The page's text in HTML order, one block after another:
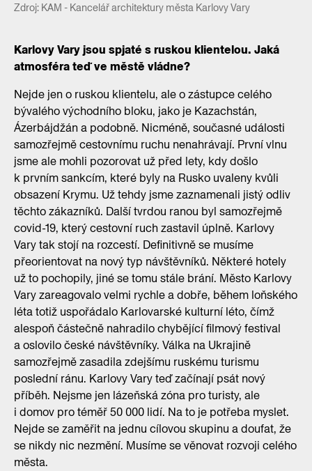
Zdroj: KAM - Kancelář architektury města Karlovy Vary
Karlovy Vary jsou spjaté s ruskou klientelou. Jaká
atmosféra teď ve městě vládne?
Nejde jen o ruskou klientelu, ale o zástupce celého
bývalého východního bloku, jako je Kazachstán,
Ázerbájdžán a podobně. Nicméně, současné události
samozřejmě cestovnímu ruchu nenahrávají. První vlnu
jsme ale mohli pozorovat už před lety, kdy došlo
k prvním sankcím, které byly na Rusko uvaleny kvůli
obsazení Krymu. Už tehdy jsme zaznamenali jistý odliv
těchto zákazníků. Další tvrdou ranou byl samozřejmě
covid-19, který cestovní ruch zastavil úplně. Karlovy
Vary tak stojí na rozcestí. Definitivně se musíme
přeorientovat na nový typ návštěvníků. Některé hotely
už to pochopily, jiné se tomu stále brání. Město Karlovy
Vary zareagovalo velmi rychle a dobře, během loňského
léta totiž uspořádalo Karlovarské kulturní léto, čímž
alespoň částečně nahradilo chybějící filmový festival
a oslovilo české návštěvníky. Válka na Ukrajině
samozřejmě zasadila zdejšímu ruskému turismu
poslední ránu. Karlovy Vary teď začínají psát nový
příběh. Nejsme jen lázeňská zóna pro turisty, ale
i domov pro téměř 50 000 lidí. Na to je potřeba myslet.
Nejde se zaměřit na jednu cílovou skupinu a doufat, že
se nikdy nic nezmění. Musíme se věnovat rozvoji celého
města.